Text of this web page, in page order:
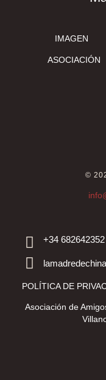
IMAGEN
ASOCIACIÓN
©
+34 682642352
lamadredechina
POLÍTICA DE
Asociación de